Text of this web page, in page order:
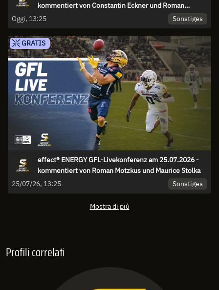
kommentiert von Constantin Eckner und Roman
Motzkus
Oggi, 13:25 Sonstiges
GRATIS
effect® ENERGY GFL-Livekonferenz am 25.07.2026 -
kommentiert von Roman Motzkus und Maurice Stolka
25/07/26, 13:25
Sonstiges
Mostra di più
Profili correlati